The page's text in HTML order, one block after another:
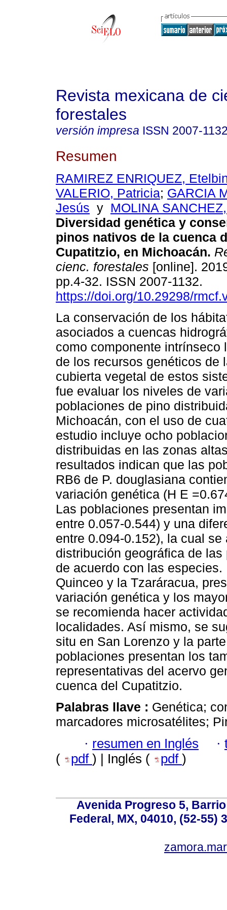
Revista mexicana de
forestales
versión impresa ISSN 2007-
Resumen
RAMIREZ ENRIQUEZ,
VALERIO, Patricia; GARCIA
Jesús y MOLINA
Diversidad genética y
pinos nativos de la cuenca
Cupatitzio, en Michoacán.
cienc. forestales [online].
pp.4-32. ISSN 2007-1132.
https://doi.org/10.29298/
La conservación de los
asociados a cuencas
como componente intrínseco
de los recursos genéticos de
cubierta vegetal de estos
fue evaluar los niveles de
poblaciones de pino
Michoacán, con el uso de
estudio incluye ocho
distribuidas en las zonas
resultados indican que las
RB6 de P. douglasiana
variación genética (H E
Las poblaciones presentan
entre 0.057-0.544) y una
entre 0.094-0.152), la cual
distribución geográfica de
de acuerdo con las
Quinceo y la Tzaráracua,
variación genética y los
se recomienda hacer
localidades. Así mismo, se
situ en San Lorenzo y la
poblaciones presentan los
representativas del acervo
cuenca del Cupatitzio.
Palabras llave : Genética;
marcadores microsatélites;
· resumen en Inglés ·
(
pdf ) | Inglés ( pdf )
Avenida Progreso 5,
Federal, MX, 04010, (52-55)